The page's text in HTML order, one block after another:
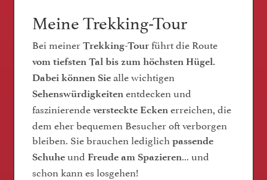
Meine Trekking-Tour
Bei meinerTrekking-Tour führt die Route
vom tiefsten Tal bis zum höchsten Hügel.
Dabei können Siealle wichtigen
Sehenswürdigkeiten entdecken und
faszinierendeversteckte Ecken erreichen, die
dem eher bequemen Besucher oft verborgen
bleiben. Sie brauchen lediglichpassende
Schuhe undFreude am Spazieren... und
schon kann es losgehen!